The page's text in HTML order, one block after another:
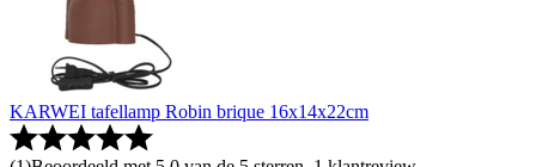
KARWEI tafellamp Robin brique 16x14x22cm